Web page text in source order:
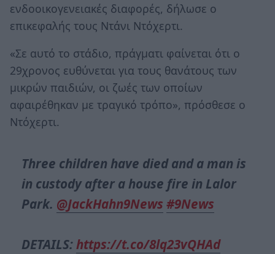
ενδοοικογενειακές διαφορές, δήλωσε ο
επικεφαλής τους Ντάνι Ντόχερτι.
«Σε αυτό το στάδιο, πράγματι φαίνεται ότι ο
29χρονος ευθύνεται για τους θανάτους των
μικρών παιδιών, οι ζωές των οποίων
αφαιρέθηκαν με τραγικό τρόπο», πρόσθεσε ο
Ντόχερτι.
Three children have died and a man is
in custody after a house fire in Lalor
Park. @JackHahn9News #9News
DETAILS:https://t.co/8lq23vQHAd